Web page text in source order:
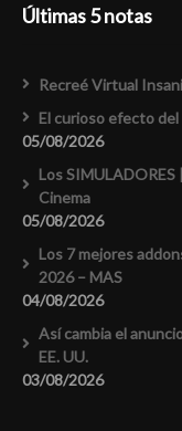
Últimas 5 notas
Recreé Virtual
El curioso efecto
05/08/2026
Los
Cinema
05/08/2026
Los 7 mejores
2026 – MAS
04/08/2026
Así cambia el
EE. UU.
03/08/2026